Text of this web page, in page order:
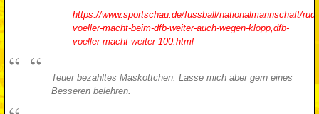
https://www.sportschau.de/fussball/nationalmannschaft/
voeller-macht-beim-dfb-weiter-auch-wegen-klopp,dfb-
voeller-macht-weiter-100.html
Teuer bezahltes Maskottchen. Lasse mich aber gern eines
Besseren belehren.